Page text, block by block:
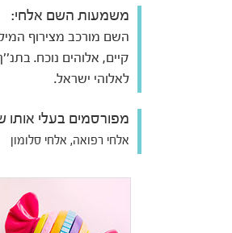
משמעות השם אלחי:
השם מורכב מצירוף
קיים, אלוהים נוכח.
לאלוהי ישראל.
מפורסמים בעלי אותו
אלחי רפואה, אלחי סלומון